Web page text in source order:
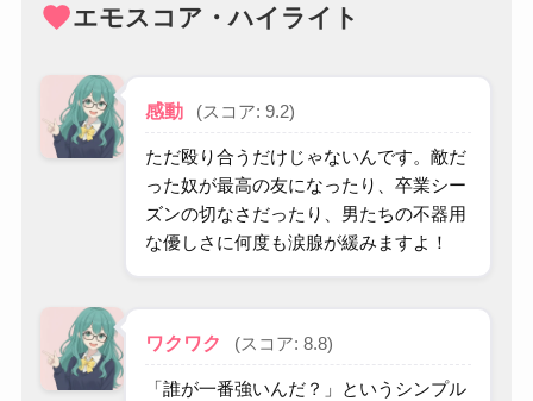
favoriteエモスコア・ハイライト
感動 (スコア: 9.2)
ただ殴り合うだけじゃないんです。敵だ
った奴が最高の友になったり、卒業シー
ズンの切なさだったり、男たちの不器用
な優しさに何度も涙腺が緩みますよ！
ワクワク (スコア: 8.8)
「誰が一番強いんだ？」というシンプル